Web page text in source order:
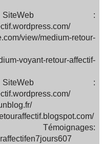
:
view/medium-retour-
voyant-retour-affectif-
: